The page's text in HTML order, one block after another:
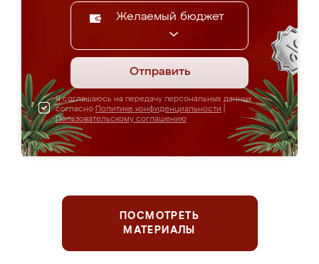
Желаемый бюджет
Отправить
Я соглашаюсь на передачу персональных данных
согласно Политике конфиденциальности
Пользовательскому соглашению
ПОСМОТРЕТЬ
МАТЕРИАЛЫ